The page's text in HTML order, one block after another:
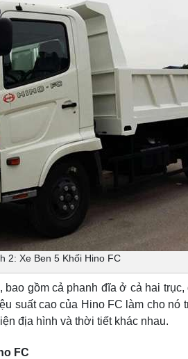
2: Xe Ben 5 Khối Hino FC
gồm cả phanh đĩa ở cả hai
suất cao của Hino FC làm cho
địa hình và thời tiết khác nhau.
FC